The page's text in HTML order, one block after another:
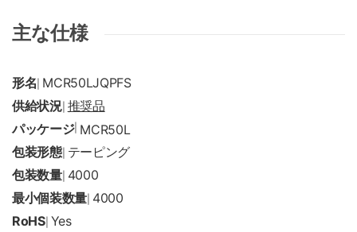
主な仕様
形名 MCR50LJQPFS
供給状況| 推奨品
パッケージ| MCR50L
包装形態| テーピング
包装数量| 4000
最小個装数量 4000
RoHS| Yes